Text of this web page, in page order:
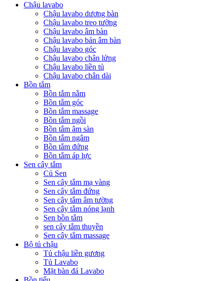
Chậu lavabo
Chậu lavabo dương bàn
Chậu lavabo treo tường
Chậu lavabo âm bàn
Chậu lavabo bán âm bàn
Chậu lavabo góc
Chậu lavabo chân lửng
Chậu lavabo liền tủ
Chậu lavabo chân dài
Bồn tắm
Bồn tắm nằm
Bồn tắm góc
Bồn tắm massage
Bồn tắm ngồi
Bồn tắm âm sàn
Bồn tắm ngâm
Bồn tắm đứng
Bồn tắm áp lực
Sen cây tắm
Củ Sen
Sen cây tắm mạ vàng
Sen cây tắm đứng
Sen cây tắm âm tường
Sen cây tắm nóng lạnh
Sen bồn tắm
sen cây tắm thuyền
Sen cây tắm massage
Bộ tủ chậu
Tủ chậu liền gương
Tủ Lavabo
Mặt bàn đá Lavabo